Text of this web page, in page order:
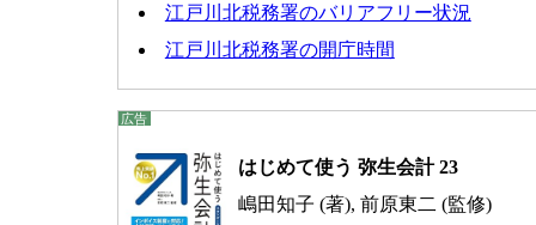
江戸川北税務署のバリアフリー状況
江戸川北税務署の開庁時間
はじめて使う 弥生会計 23
嶋田知子 (著), 前原東二 (監修)